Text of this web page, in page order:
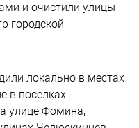
и очистили улицы
городской
локально в местах
в поселках
улице Фомина,